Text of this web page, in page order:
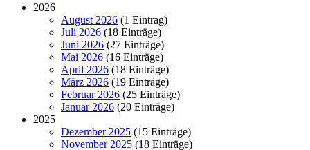
2026
August 2026 (1 Eintrag)
Juli 2026 (18 Einträge)
Juni 2026 (27 Einträge)
Mai 2026 (16 Einträge)
April 2026 (18 Einträge)
März 2026 (19 Einträge)
Februar 2026 (25 Einträge)
Januar 2026 (20 Einträge)
2025
Dezember 2025 (15 Einträge)
November 2025 (18 Einträge)